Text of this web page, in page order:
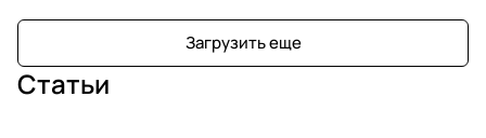
Загрузить еще
Статьи